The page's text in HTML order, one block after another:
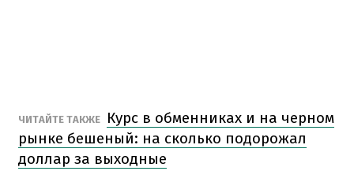
ЧИТАЙТЕ ТАКЖЕ
Курс в обменниках и на черном
рынке бешеный: на сколько подорожал
доллар за выходные